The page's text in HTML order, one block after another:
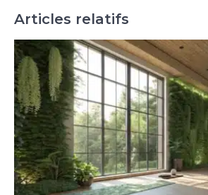
Articles relatifs